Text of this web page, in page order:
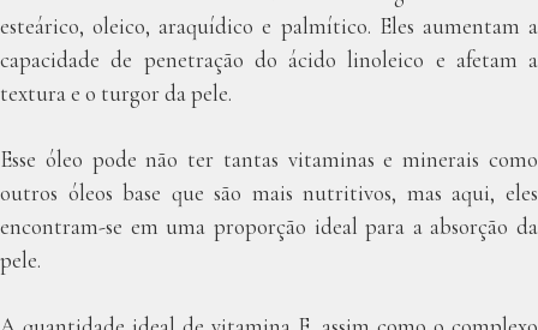
esteárico, oleico, araquídico e palmítico. Eles aumentam a
capacidade de penetração do ácido linoleico e afetam a
textura e o turgor da pele.
Esse óleo pode não ter tantas vitaminas e minerais como
outros óleos base que são mais nutritivos, mas aqui, eles
encontram-se em uma proporção ideal para a absorção da
pele.